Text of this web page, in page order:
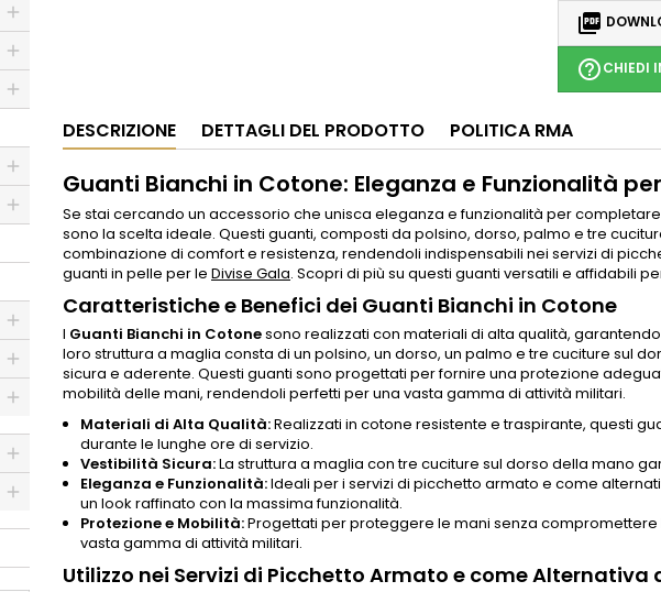

help_outlineCHIEDI
DESCRIZIONE DETTAGLI DEL PRODOTTO POLITICA RMA
Guanti Bianchi in Cotone: Eleganza e Funzionalità
Se stai cercando un accessorio che unisca eleganza e funzionalità per
sono la scelta ideale. Questi guanti, composti da polsino, dorso, palmo e tre
combinazione di comfort e resistenza, rendendoli indispensabili nei servizi di
guanti in pelle per le Divise Gala. Scopri di più su questi guanti versatili e affidabili
Caratteristiche e Benefici dei Guanti Bianchi in Cotone
I Guanti Bianchi in Cotonesono realizzati con materiali di alta qualità,
loro struttura a maglia consta di un polsino, un dorso, un palmo e tre cuciture sul
sicura e aderente. Questi guanti sono progettati per fornire una protezione
mobilità delle mani, rendendoli perfetti per una vasta gamma di attività militari.
Materiali di Alta Qualità:Realizzati in cotone resistente e traspirante, questi
durante le lunghe ore di servizio.
Vestibilità Sicura:La struttura a maglia con tre cuciture sul dorso della mano
Eleganza e Funzionalità:Ideali per i servizi di picchetto armato e come
un look raffinato con la massima funzionalità.
Protezione e Mobilità:Progettati per proteggere le mani senza
vasta gamma di attività militari.
Utilizzo nei Servizi di Picchetto Armato e come Alternativa